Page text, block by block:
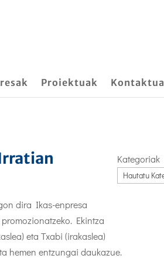
Proiektuak Kontaktua
dira Ikas-enpresa
Ekintza
eta Txabi (irakaslea)
hemen entzungai daukazue.
Kategoriak